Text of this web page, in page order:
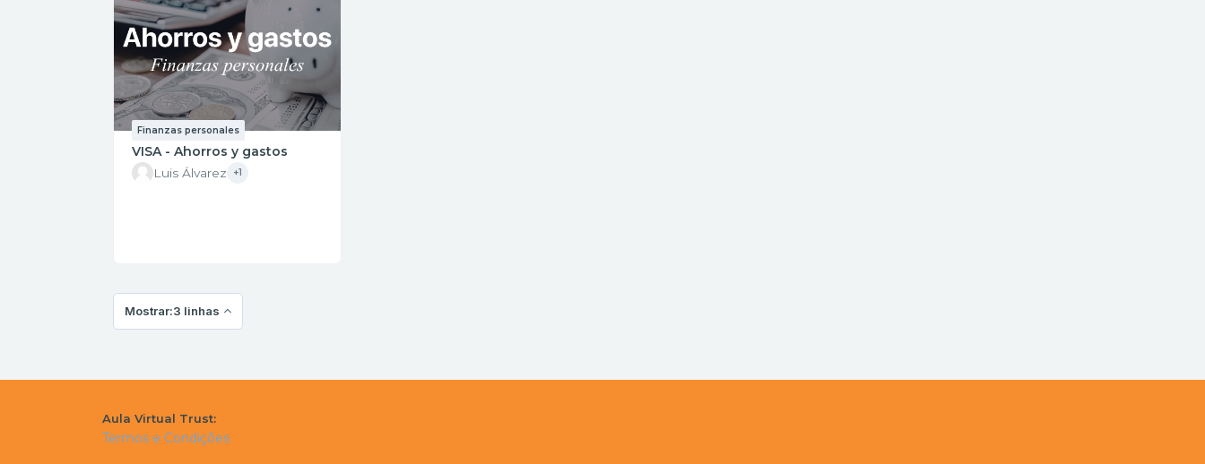
Finanzas personales
VISA - Ahorros y gastos
Luis Álvarez +1
Mostrar:3 linhas
Aula Virtual Trust:
Termos e Condições